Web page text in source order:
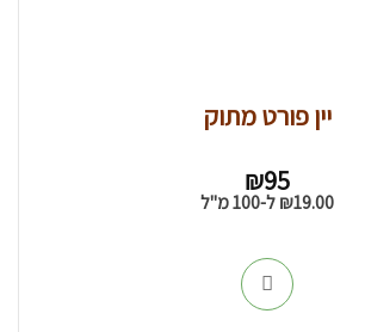
יין פורט מתוק
₪95
₪19.00 ל-100 מ"ל